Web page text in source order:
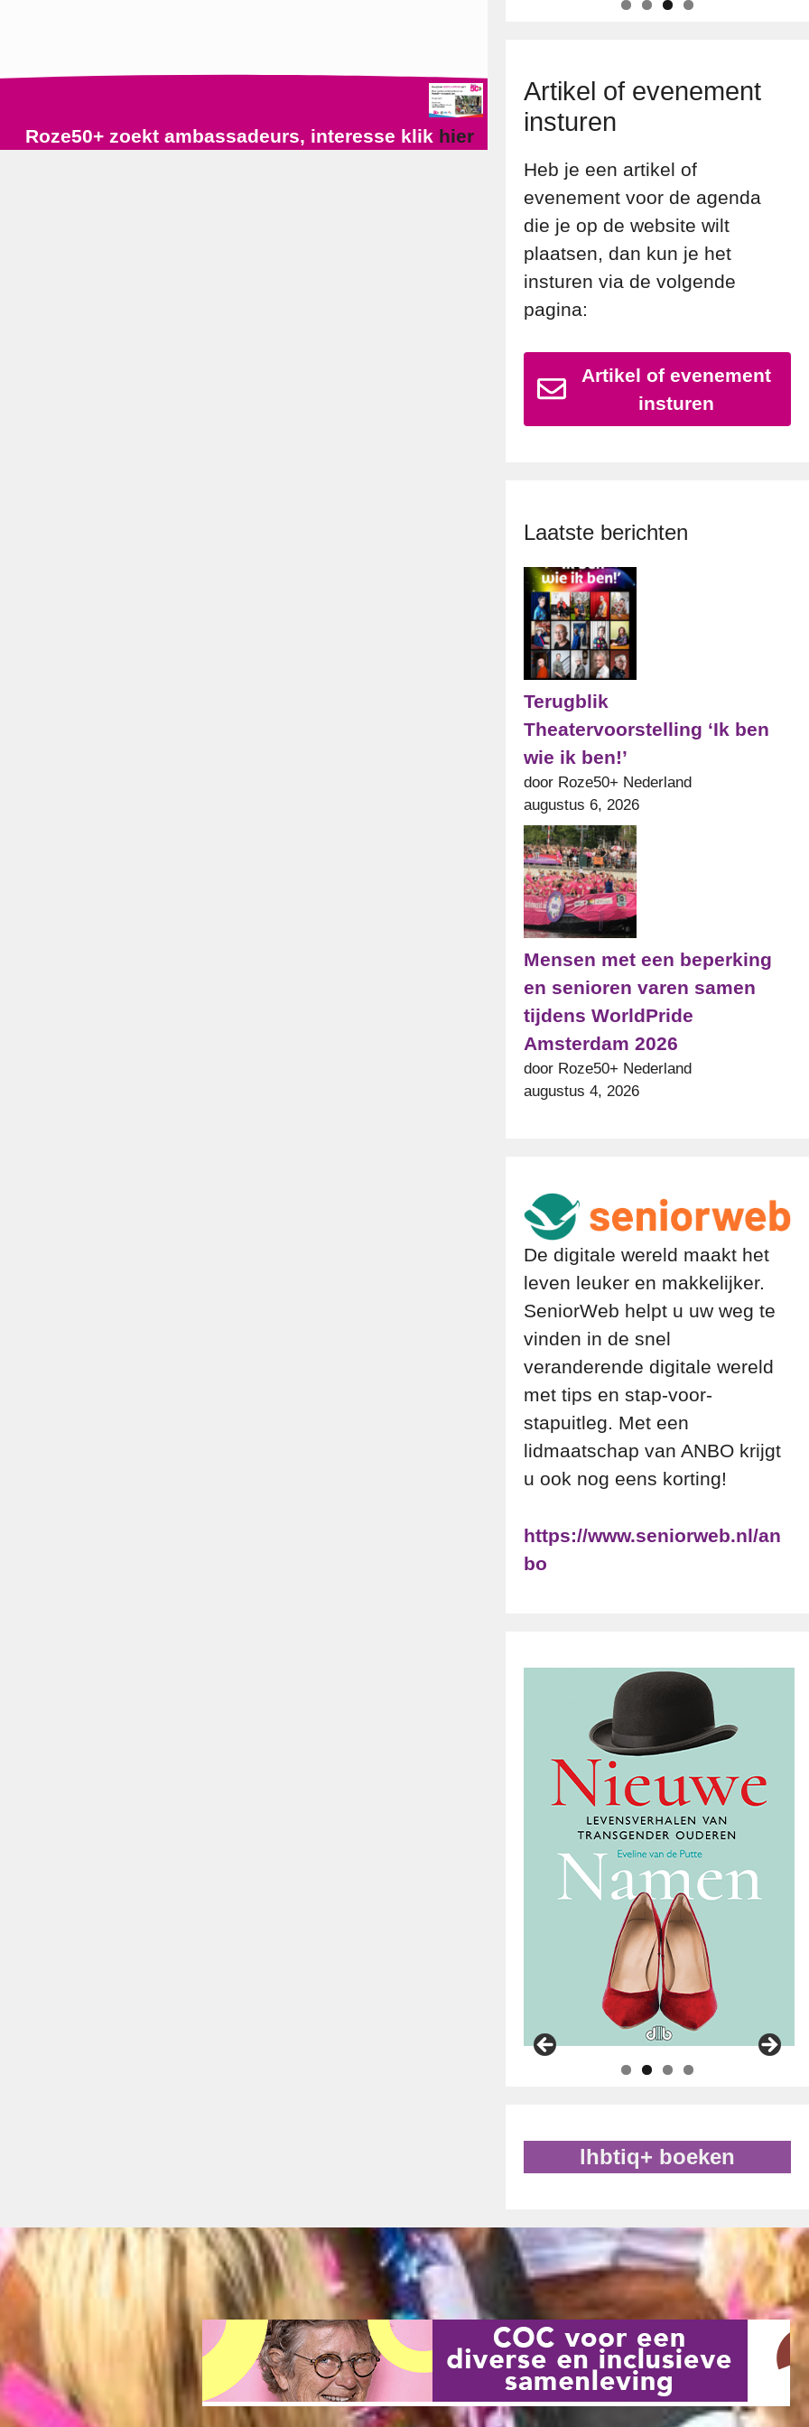
Roze50+ zoekt ambassadeurs, interesse klik hier
Artikel of evenement
insturen
Heb je een artikel of
evenement voor de agenda
die je op de website wilt
plaatsen, dan kun je het
insturen via de volgende
pagina:
Artikel of evenement
insturen
Laatste berichten
Terugblik
Theatervoorstelling ‘Ik ben
wie ik ben!’
door Roze50+ Nederland
augustus 6, 2026
Mensen met een beperking
en senioren varen samen
tijdens WorldPride
Amsterdam 2026
door Roze50+ Nederland
augustus 4, 2026
De digitale wereld maakt het
leven leuker en makkelijker.
SeniorWeb helpt u uw weg te
vinden in de snel
veranderende digitale wereld
met tips en stap-voor-
stapuitleg. Met een
lidmaatschap van ANBO krijgt
u ook nog eens korting!
https://www.seniorweb.nl/an
bo
lhbtiq+ boeken